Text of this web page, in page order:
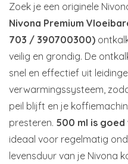
Zoek je een originele
Nivona Premium
703 / 390700300)
veilig en grondig. De
snel en effectief uit
verwarmingssysteem,
peil blijft en je
presteren. 500 ml is
ideaal voor regelmatig
levensduur van je Nivona